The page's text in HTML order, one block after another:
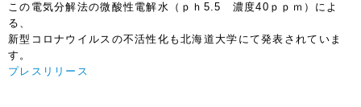
この電気分解法の微酸性電解水（ｐｈ5.5 濃度40ｐｐｍ）によ
る、
新型コロナウイルスの不活性化も北海道大学にて発表されていま
す。
プレスリリース